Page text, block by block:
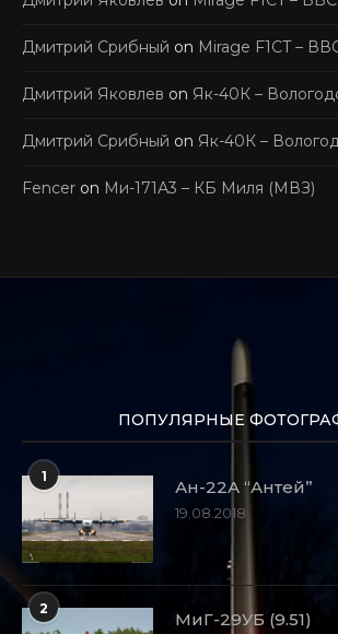
Дмитрий Срибный on Mirage F1CT –
Дмитрий Яковлев on Як-40К –
Дмитрий Срибный on Як-40К –
Fencer on Ми-171А3 – КБ Миля (МВЗ)
ПОПУЛЯРНЫЕ
1
Ан-22А “Антей”
19.08.2018
2
МиГ-29УБ (9.51)